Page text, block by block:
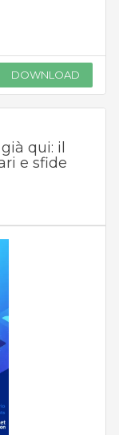
DOWNLOAD
qui: il
e sfide